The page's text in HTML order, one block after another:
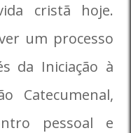
cristã hoje.
um processo
da Iniciação à
Catecumenal,
pessoal e